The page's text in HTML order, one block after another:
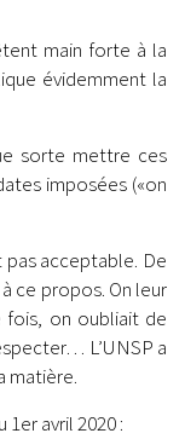
main forte à la
évidemment la
sorte mettre ces
imposées («on
acceptable. De
ce propos. On leur
fois, on oubliait de
L’UNSP a
matière.
avril 2020 :